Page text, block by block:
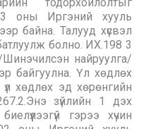
оны Иргэний хууль
байна. Талууд хүсвэл
болно. ИХ.198 3
найруулга/
байгуулна. Үл хөдлөх
хөдлөх эд хөрөнгийн
267.2.Энэ зүйлийн 1 дэх
гэрээ хүчин